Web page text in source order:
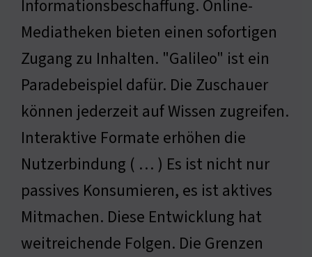
Informationsbeschaffung. Online-
Mediatheken bieten einen sofortigen
Zugang zu Inhalten. "Galileo" ist ein
Paradebeispiel dafür. Die Zuschauer
können jederzeit auf Wissen zugreifen.
Interaktive Formate erhöhen die
Nutzerbindung ( … ) Es ist nicht nur
passives Konsumieren, es ist aktives
Mitmachen. Diese Entwicklung hat
weitreichende Folgen. Die Grenzen